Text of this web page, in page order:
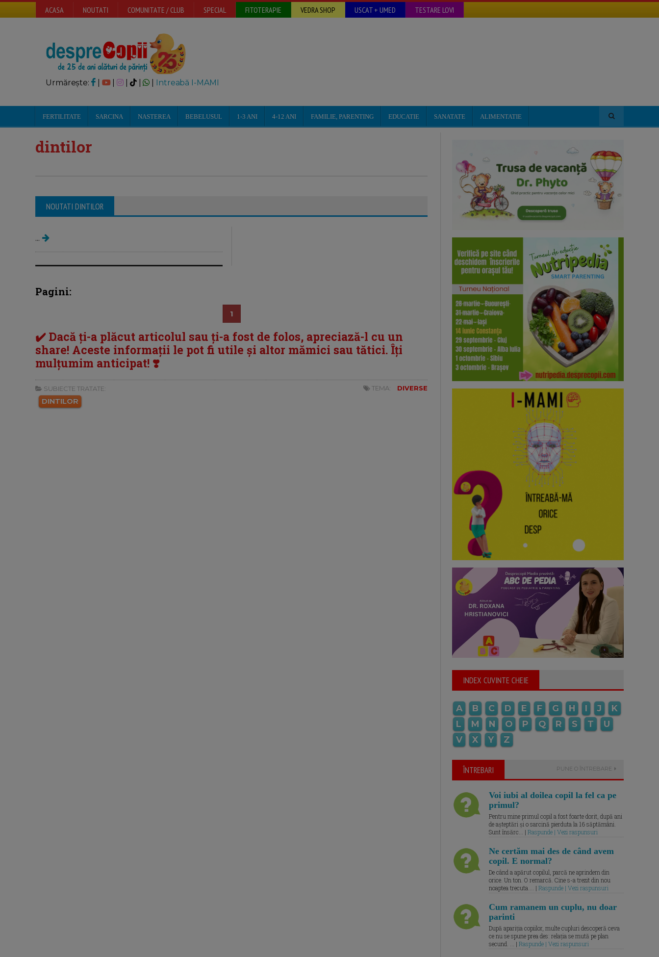
ACASA NOUTATI COMUNITATE / CLUB SPECIAL FITOTERAPIE VEDRA SHOP USCAT + UMED TESTARE LOVI
Urmărește: | | Intreabă I-MAMI
FERTILITATE SARCINA NASTEREA BEBELUSUL 1-3 ANI 4-12 ANI FAMILIE, PARENTING EDUCATIE SANATATE ALIMENTATIE
dintilor
NOUTATI DINTILOR
Ingrijirea dintilor in sarcina
...
Pagini:
1
✔️ Dacă ți-a plăcut articolul sau ți-a fost de folos, apreciază-l cu un
share! Aceste informații le pot fi utile și altor mămici sau tătici. Îți
mulțumim anticipat! ❣️
SUBIECTE TRATATE:
DINTILOR
TEMA: DIVERSE
INDEX CUVINTE CHEIE
A B C D E F G H I J
K
L
M N O P Q R S T
U
V
X Y Z
ÎNTREBARI PUNE O ÎNTREBARE
Voi iubi al doilea copil la fel ca pe
primul?
Pentru mine primul copil a fost foarte dorit, după ani
de așteptări și o sarcină pierduta la 16 săptămâni.
Sunt însărc... | Raspunde | Vezi raspunsuri
Ne certăm mai des de când avem
copil. E normal?
De când a apărut copilul, parcă ne aprindem din
orice. Un ton. O remarcă. Cine s-a trezit din nou
noaptea trecuta.... | Raspunde | Vezi raspunsuri
Cum ramanem un cuplu, nu doar
parinti
După apariția copiilor, multe cupluri descoperă ceva
ce nu se spune prea des: relația se mută pe plan
secund. ... | Raspunde | Vezi raspunsuri